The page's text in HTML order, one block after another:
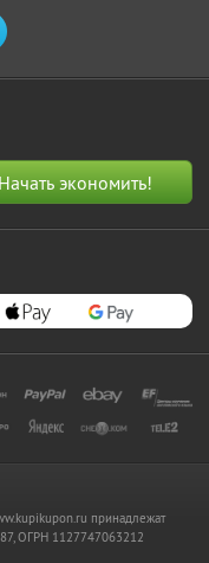
принадлежат
ОГРН 1127747063212